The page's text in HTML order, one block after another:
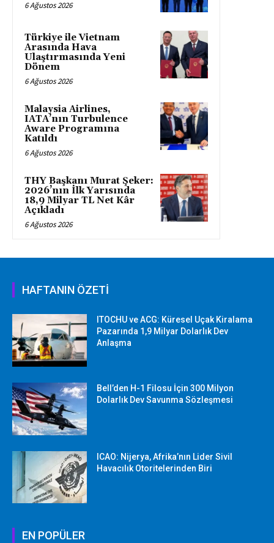
6 Ağustos 2026
Türkiye ile Vietnam
Arasında Hava
Ulaştırmasında Yeni
Dönem
6 Ağustos 2026
Malaysia Airlines,
IATA’nın Turbulence
Aware Programına
Katıldı
6 Ağustos 2026
THY Başkanı Murat Şeker:
2026’nın İlk Yarısında
18,9 Milyar TL Net Kâr
Açıkladı
6 Ağustos 2026
HAFTANIN ÖZETİ
ITOCHU ve ACG: Küresel Uçak Kiralama
Pazarında 1,9 Milyar Dolarlık Dev
Anlaşma
Bell’den H-1 Filosu İçin 300 Milyon
Dolarlık Dev Savunma Sözleşmesi
ICAO: Nijerya, Afrika’nın Lider Sivil
Havacılık Otoritelerinden Biri
EN POPÜLER